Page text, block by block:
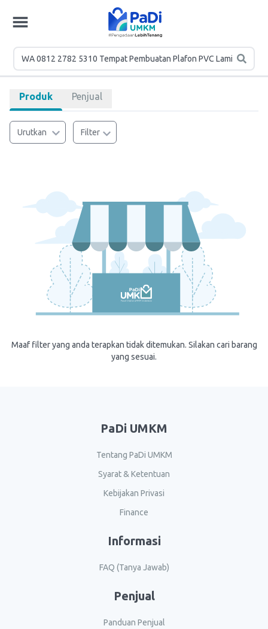
Produk Penjual
Urutkan Filter
Maaf filter yang anda terapkan tidak ditemukan. Silakan cari barang
yang sesuai.
PaDi UMKM
Tentang PaDi UMKM
Syarat & Ketentuan
Kebijakan Privasi
Finance
Informasi
FAQ (Tanya Jawab)
Penjual
Panduan Penjual